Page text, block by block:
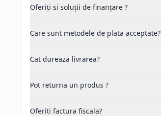
Oferiți si soluții de finanțare ?
Care sunt metodele de plata acceptate?
Cat dureaza livrarea?
Pot returna un produs ?
Oferiti factura fiscala?